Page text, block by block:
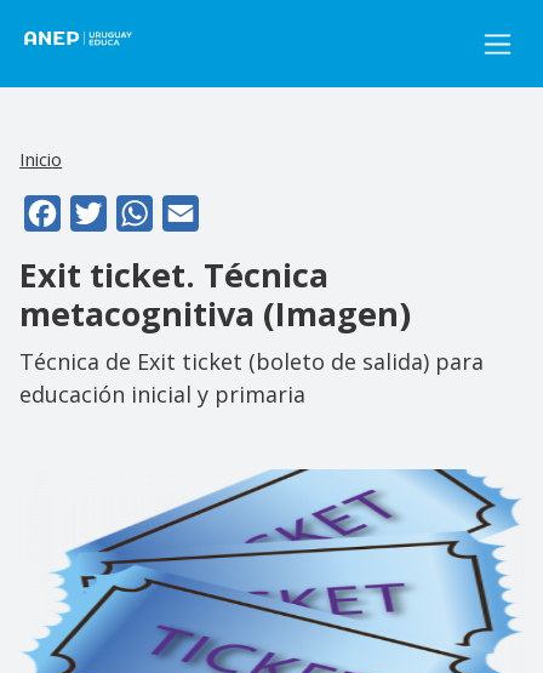
Inicio
FacebookTwitterWhatsApp
Exit ticket. Técnica
metacognitiva (Imagen)
Técnica de Exit ticket (boleto de salida) para
educación inicial y primaria